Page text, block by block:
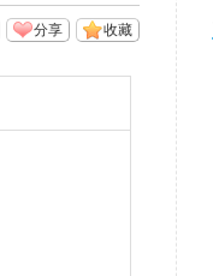
收藏
分享